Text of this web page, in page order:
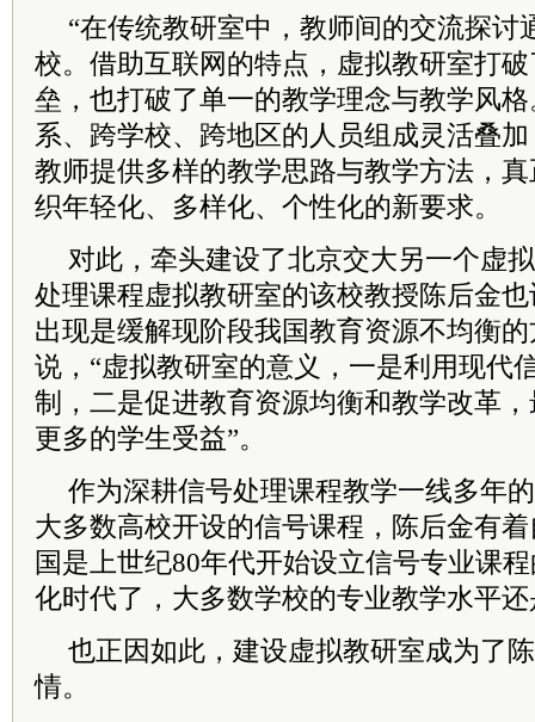
“在传统教研室中，教师间的交流探讨
校。借助互联网的特点，虚拟教研室打
垒，也打破了单一的教学理念与教学风
系、跨学校、跨地区的人员组成灵活叠
教师提供多样的教学思路与教学方法，
织年轻化、多样化、个性化的新要求。
对此，牵头建设了北京交大另一个虚
处理课程虚拟教研室的该校教授陈后金
出现是缓解现阶段我国教育资源不均衡
说，“虚拟教研室的意义，一是利用现代
制，二是促进教育资源均衡和教学改革
更多的学生受益”。
作为深耕信号处理课程教学一线多年
大多数高校开设的信号课程，陈后金有
国是上世纪80年代开始设立信号专业课
化时代了，大多数学校的专业教学水平
也正因如此，建设虚拟教研室成为了
情。